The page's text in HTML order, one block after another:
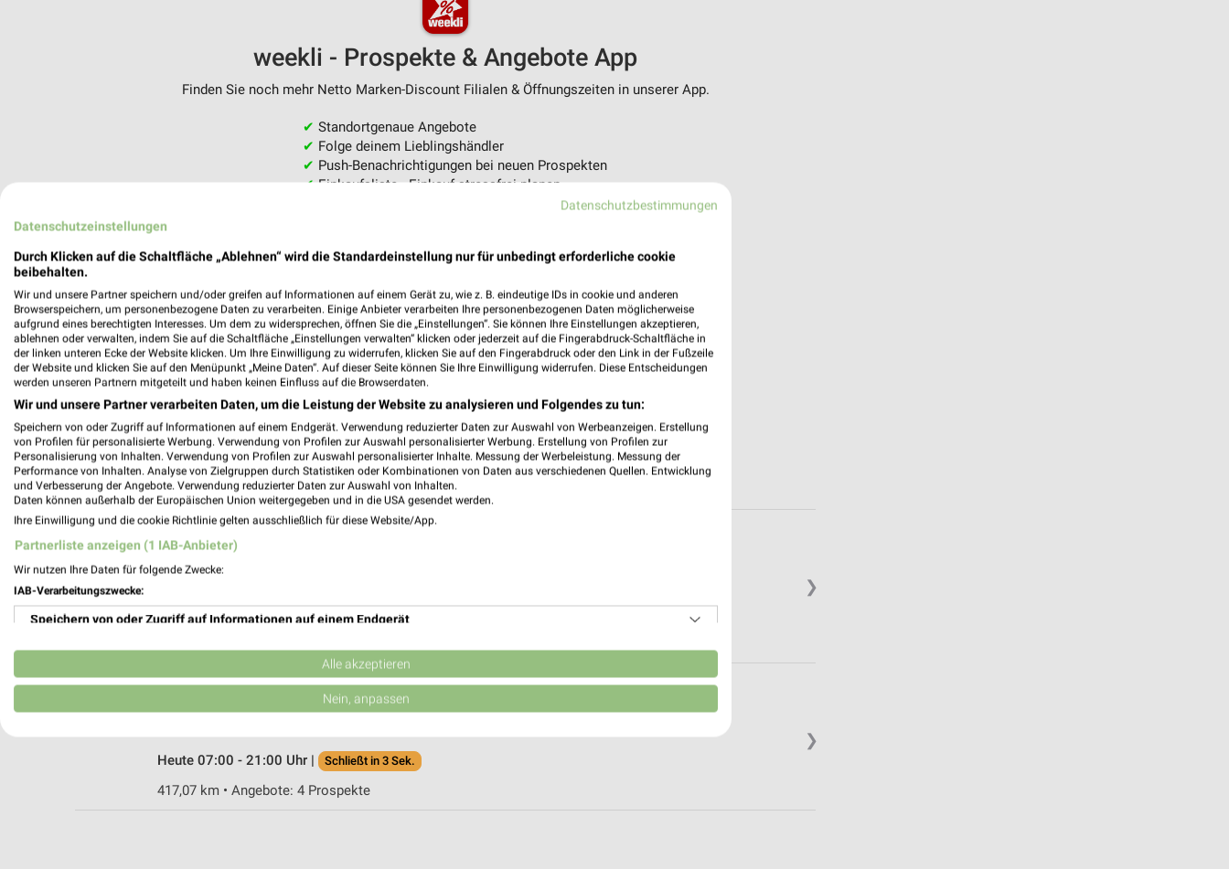
weekli - Prospekte & Angebote App
Finden Sie noch mehr Netto Marken-Discount Filialen & Öffnungszeiten in unserer App.
✔ Standortgenaue Angebote
✔ Folge deinem Lieblingshändler
✔ Push-Benachrichtigungen bei neuen Prospekten
✔Einkaufsliste - Einkauf stressfrei planen
❯
Netto Marken-Discount Nordhorn
Molkereistr. 1
48529 Nordhorn
Heute 07:00 - 21:00 Uhr | Schließt in 3 Sek.
❯
Netto Marken-Discount Geeste-Dalum
Meppener Str. 22
Heute 07:00 - 21:00 Uhr |
Schließt in 3 Sek.
417,07 km • Angebote: 4 Prospekte
Datenschutzbestimmungen
Datenschutzeinstellungen
Durch Klicken auf die Schaltfläche „Ablehnen“ wird die Standardeinstellung nur für unbedingt erforderliche cookie
beibehalten.
Wir und unsere Partner speichern und/oder greifen auf Informationen auf einem Gerät zu, wie z. B. eindeutige IDs in cookie und anderen
Browserspeichern, um personenbezogene Daten zu verarbeiten. Einige Anbieter verarbeiten Ihre personenbezogenen Daten möglicherweise
aufgrund eines berechtigten Interesses. Um dem zu widersprechen, öffnen Sie die „Einstellungen“. Sie können Ihre Einstellungen akzeptieren,
ablehnen oder verwalten, indem Sie auf die Schaltfläche „Einstellungen verwalten“ klicken oder jederzeit auf die Fingerabdruck-Schaltfläche in
der linken unteren Ecke der Website klicken. Um Ihre Einwilligung zu widerrufen, klicken Sie auf den Fingerabdruck oder den Link in der Fußzeile
der Website und klicken Sie auf den Menüpunkt „Meine Daten“. Auf dieser Seite können Sie Ihre Einwilligung widerrufen. Diese Entscheidungen
werden unseren Partnern mitgeteilt und haben keinen Einfluss auf die Browserdaten.
Wir und unsere Partner verarbeiten Daten, um die Leistung der Website zu analysieren und Folgendes zu tun:
Speichern von oder Zugriff auf Informationen auf einem Endgerät. Verwendung reduzierter Daten zur Auswahl von Werbeanzeigen. Erstellung
von Profilen für personalisierte Werbung. Verwendung von Profilen zur Auswahl personalisierter Werbung. Erstellung von Profilen zur
Personalisierung von Inhalten. Verwendung von Profilen zur Auswahl personalisierter Inhalte. Messung der Werbeleistung. Messung der
Performance von Inhalten. Analyse von Zielgruppen durch Statistiken oder Kombinationen von Daten aus verschiedenen Quellen. Entwicklung
und Verbesserung der Angebote. Verwendung reduzierter Daten zur Auswahl von Inhalten.
Daten können außerhalb der Europäischen Union weitergegeben und in die USA gesendet werden.
Ihre Einwilligung und die cookie Richtlinie gelten ausschließlich für diese Website/App.
Partnerliste anzeigen (1 IAB-Anbieter)
Wir nutzen Ihre Daten für folgende Zwecke:
IAB-Verarbeitungszwecke:
Speichern von oder Zugriff auf Informationen auf einem Endgerät
Verwendung reduzierter Daten zur Auswahl von Werbeanzeigen
Erstellung von Profilen für personalisierte Werbung
Erstellung von Profilen zur Personalisierung von Inhalten
Alle akzeptieren
Nein, anpassen